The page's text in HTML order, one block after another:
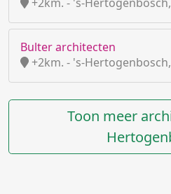
Bulter architecten
+2km. - 's-
Toon meer